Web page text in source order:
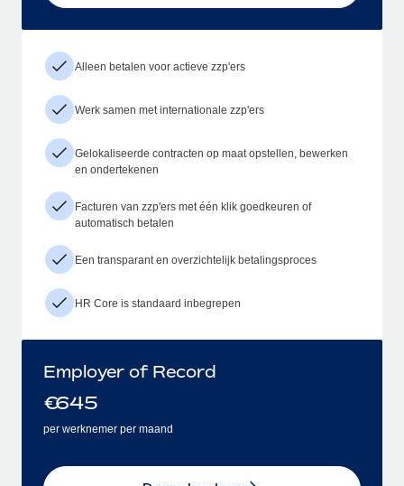
Alleen betalen voor actieve zzp'ers
Werk samen met internationale zzp'ers
Gelokaliseerde contracten op maat opstellen, bewerken
en ondertekenen
Facturen van zzp'ers met één klik goedkeuren of
automatisch betalen
Een transparant en overzichtelijk betalingsproces
HR Core is standaard inbegrepen
Employer of Record
€645
per werknemer per maand